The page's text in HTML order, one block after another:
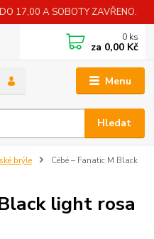
17,00 A SOBOTY ZAVŘENO.
Menu
Hledat
0 ks
za 0,00 Kč
brýle
Cébé – Fanatic M Black
light rosa